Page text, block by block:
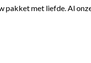
pakket met liefde. Al